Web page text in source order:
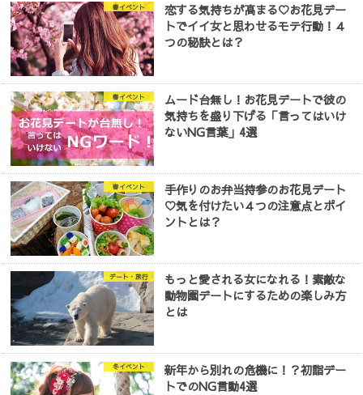
春イベント
恋する気持ちが高まる♡お花見デー
トでイイ女と思わせるモテ行動！４
つの秘訣とは？
春イベント
ムード台無し！お花見デートで彼の
気持ちを盛り下げる「言ってはいけ
ないNG言葉」4選
春イベント
手作りのお弁当持参のお花見デート
♡気を付けたい４つの注意点とポイ
ントとは？
デート・旅行
もっと愛される女になれる！素敵な
動物園デートにするための楽しみ方
とは
冬イベント
新年から別れの危機に！？初詣デー
トでのNG言動4選